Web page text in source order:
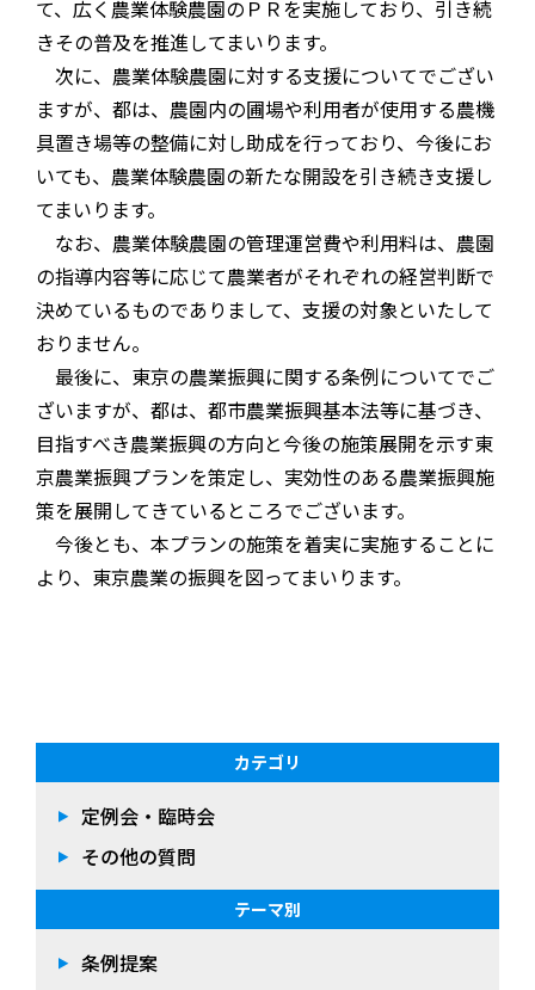
て、広く農業体験農園のＰＲを実施しており、引き続
きその普及を推進してまいります。
次に、農業体験農園に対する支援についてでござい
ますが、都は、農園内の圃場や利用者が使用する農機
具置き場等の整備に対し助成を行っており、今後にお
いても、農業体験農園の新たな開設を引き続き支援し
てまいります。
なお、農業体験農園の管理運営費や利用料は、農園
の指導内容等に応じて農業者がそれぞれの経営判断で
決めているものでありまして、支援の対象といたして
おりません。
最後に、東京の農業振興に関する条例についてでご
ざいますが、都は、都市農業振興基本法等に基づき、
目指すべき農業振興の方向と今後の施策展開を示す東
京農業振興プランを策定し、実効性のある農業振興施
策を展開してきているところでございます。
今後とも、本プランの施策を着実に実施することに
より、東京農業の振興を図ってまいります。
カテゴリ
定例会・臨時会
その他の質問
テーマ別
条例提案